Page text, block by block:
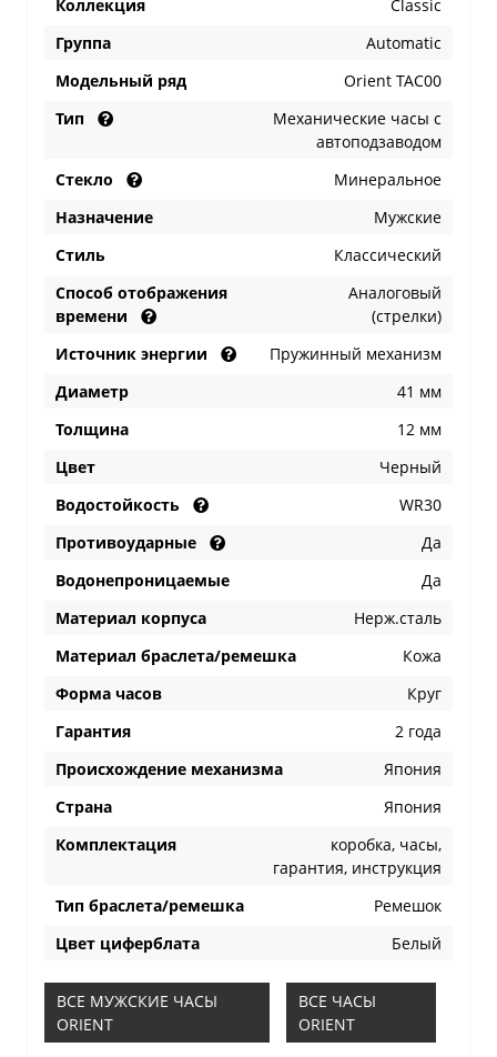
Коллекция
Classic
Группа
Automatic
Модельный ряд
Orient TAC00
Тип
Механические часы с
автоподзаводом
Стекло
Минеральное
Назначение
Мужские
Стиль
Классический
Способ отображения
времени
Аналоговый
(стрелки)
Источник энергии
Пружинный механизм
Диаметр
41 мм
Толщина
12 мм
Цвет
Черный
Водостойкость
WR30
Противоударные
Да
Водонепроницаемые
Да
Материал корпуса
Нерж.сталь
Материал браслета/ремешка
Кожа
Форма часов
Круг
Гарантия
2 года
Происхождение механизма
Япония
Страна
Япония
Комплектация
коробка, часы,
гарантия, инструкция
Тип браслета/ремешка
Ремешок
Цвет циферблата
Белый
ВСЕ МУЖСКИЕ ЧАСЫ
ORIENT
ВСЕ ЧАСЫ
ORIENT